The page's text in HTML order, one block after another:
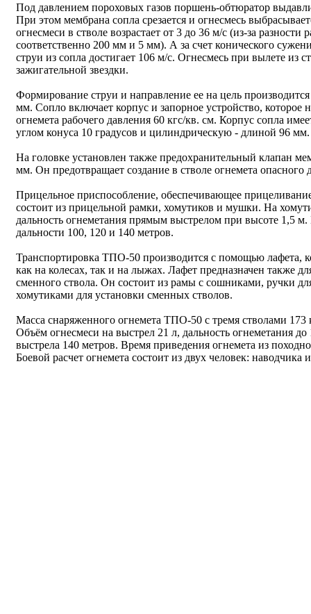
Под давлением пороховых газов поршень-обтюратор
При этом мембрана сопла срезается и огнесмесь
огнесмеси в стволе возрастает от 3 до 36 м/с (из-за
соответственно 200 мм и 5 мм). А за счет конического
струи из сопла достигает 106 м/с. Огнесмесь при вылете из
зажигательной звездки.
Формирование струи и направление ее на цель
мм. Сопло включает корпус и запорное устройство, которое
огнемета рабочего давления 60 кгс/кв. см. Корпус сопла
углом конуса 10 градусов и цилиндрическую - длиной 96 мм.
На головке установлен также предохранительный клапан
мм. Он предотвращает создание в стволе огнемета
Прицельное приспособление, обеспечивающее
состоит из прицельной рамки, хомутиков и мушки. На
дальность огнеметания прямым выстрелом при высоте 1,5
дальности 100, 120 и 140 метров.
Транспортировка ТПО-50 производится с помощью лафета,
как на колесах, так и на лыжах. Лафет предназначен также
сменного ствола. Он состоит из рамы с сошниками, ручки
хомутиками для установки сменных стволов.
Масса снаряженного огнемета ТПО-50 с тремя стволами 173
Объём огнесмеси на выстрел 21 л, дальность огнеметания
выстрела 140 метров. Время приведения огнемета из
Боевой расчет огнемета состоит из двух человек: